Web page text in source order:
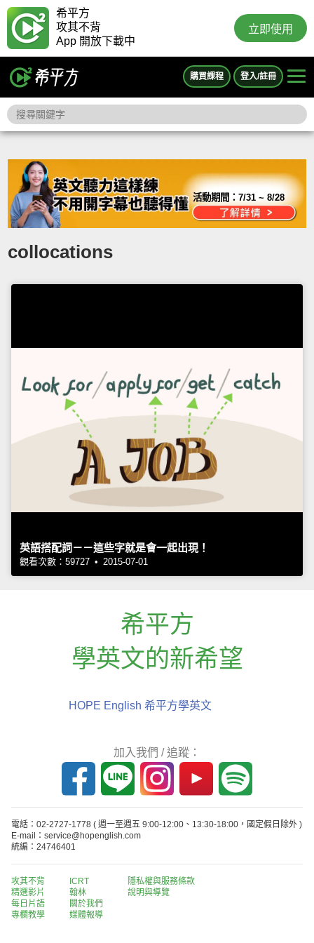
希平方
攻其不背
App 開放下載中
立即使用
購買課程 登入/註冊
活動期間：7/31 ~ 8/28
collocations
英語搭配詞－－這些字就是會一起出現！
觀看次數：59727 • 2015-07-01
希平方
學英文的新希望
HOPE English 希平方學英文
加入我們 / 追蹤：
電話：02-2727-1778 ( 週一至週五 9:00-12:00、13:30-18:00，國定假日除外 )
E-mail：service@hopenglish.com
統編：24746401
攻其不背
精選影片
每日片語
專欄教學
ICRT
翰林
關於我們
媒體報導
隱私權與服務條款
說明與導覽